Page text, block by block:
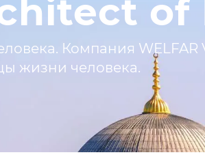
Компания WELFAR
жизни человека.